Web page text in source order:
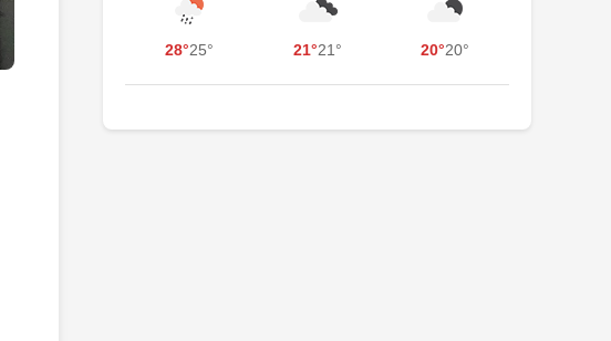
28°25° 21°21° 20°20°